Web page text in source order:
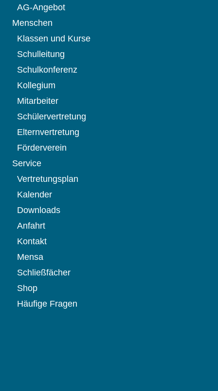
AG-Angebot
Menschen
Klassen und Kurse
Schulleitung
Schulkonferenz
Kollegium
Mitarbeiter
Schülervertretung
Elternvertretung
Förderverein
Service
Vertretungsplan
Kalender
Downloads
Anfahrt
Kontakt
Mensa
Schließfächer
Shop
Häufige Fragen